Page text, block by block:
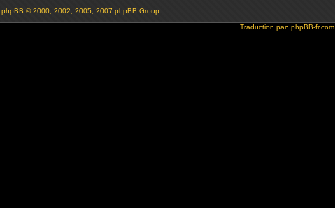
phpBB © 2000, 2002, 2005, 2007 phpBB Group
Traduction par: phpBB-fr.com